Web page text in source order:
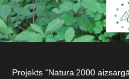
Projekts “Natura 2000